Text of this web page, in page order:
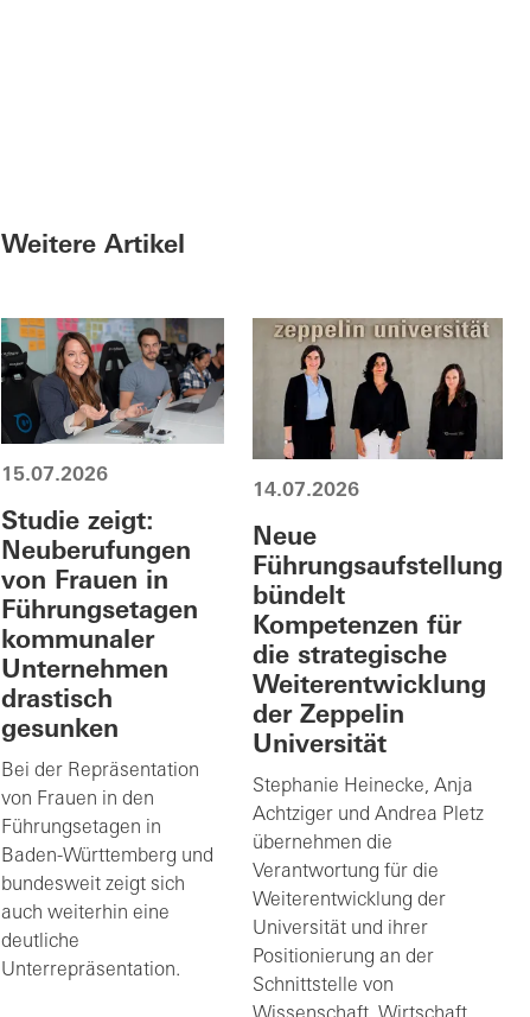
Weitere Artikel
15.07.2026
Studie zeigt:
Neuberufungen
von Frauen in
Führungsetagen
kommunaler
Unternehmen
drastisch
gesunken
Bei der Repräsentation
von Frauen in den
Führungsetagen in
Baden-Württemberg und
bundesweit zeigt sich
auch weiterhin eine
deutliche
Unterrepräsentation.
14.07.2026
Neue
Führungsaufstellung
bündelt
Kompetenzen für
die strategische
Weiterentwicklung
der Zeppelin
Universität
Stephanie Heinecke, Anja
Achtziger und Andrea Pletz
übernehmen die
Verantwortung für die
Weiterentwicklung der
Universität und ihrer
Positionierung an der
Schnittstelle von